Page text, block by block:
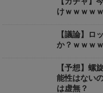
けｗｗｗｗ
【議論】ロ
か？ｗｗｗ
【予想】螺
能性はない
は虚無？